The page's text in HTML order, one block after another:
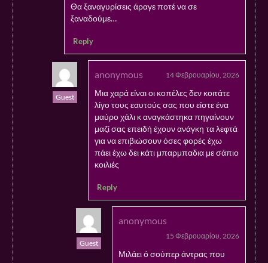
Θα ξαναγυρίσεις άραγε ποτέ να σε
ξαναδούμε…
Reply
Guest
anonymous 14 Φεβρουαρίου, 2026
Μια χαρά είναι οι κοπέλες δεν κοιτάτε
λίγο τους εαυτούς σας που είστε ένα
μαύρο χάλι κ αναγκάστηκα πηγαίνουν
μαζί σας επειδή έχουν ανάγκη τα λεφτά
για να επιβιώσουν όσες φορές έχω
πάει έχω δει κάτι μπαρμπαδια με σάπιο
κοιλιές
Reply
Guest
anonymous
15 Φεβρουαρίου, 2026
Μιλάει ό σούπερ άντρας που